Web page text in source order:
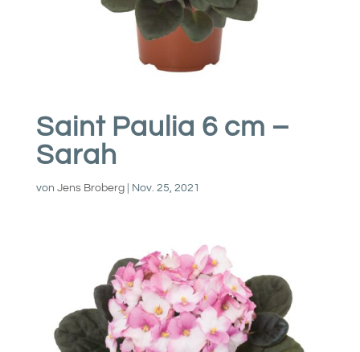
Saint Paulia 6 cm –
Sarah
von Jens Broberg| Nov. 25, 2021